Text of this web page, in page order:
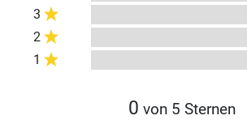
3
2
1
0 von 5 Sternen